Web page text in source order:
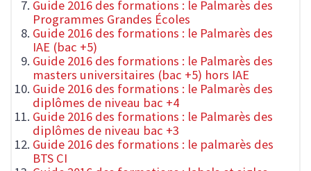
Guide 2016 des formations : le Palmarès des
Programmes Grandes Écoles
Guide 2016 des formations : le Palmarès des
IAE (bac +5)
Guide 2016 des formations : le Palmarès des
masters universitaires (bac +5) hors IAE
Guide 2016 des formations : le Palmarès des
diplômes de niveau bac +4
Guide 2016 des formations : le Palmarès des
diplômes de niveau bac +3
Guide 2016 des formations : le palmarès des
BTS CI